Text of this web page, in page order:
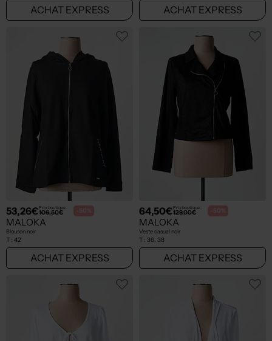
ACHAT EXPRESS ACHAT EXPRESS
53,26€Prix boutique :
106,50€ -50%
MALOKA
Blouson noir
T : 42
ACHAT EXPRESS
64,50€Prix boutique :
129,00€ -50%
MALOKA
Veste casual noir
T : 36, 38
ACHAT EXPRESS